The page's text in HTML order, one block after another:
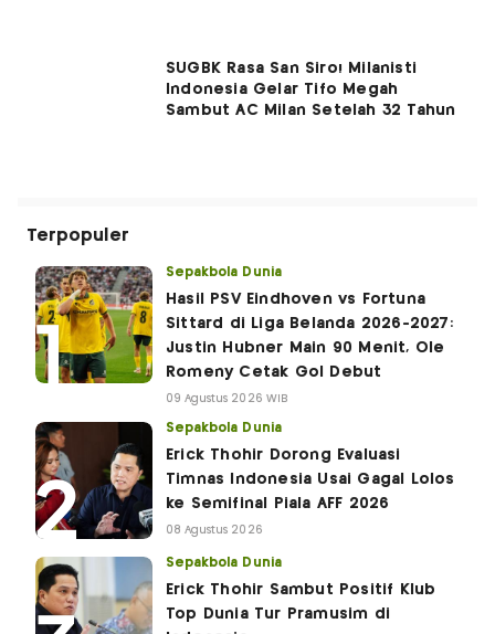
SUGBK Rasa San Siro! Milanisti
Indonesia Gelar Tifo Megah
Sambut AC Milan Setelah 32 Tahun
Terpopuler
Sepakbola Dunia
Hasil PSV Eindhoven vs Fortuna
Sittard di Liga Belanda 2026-2027:
Justin Hubner Main 90 Menit, Ole
Romeny Cetak Gol Debut
09 Agustus 2026 WIB
Sepakbola Dunia
Erick Thohir Dorong Evaluasi
Timnas Indonesia Usai Gagal Lolos
ke Semifinal Piala AFF 2026
08 Agustus 2026
Sepakbola Dunia
Erick Thohir Sambut Positif Klub
Top Dunia Tur Pramusim di